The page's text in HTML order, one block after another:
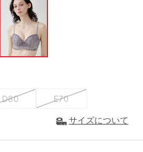
1,000～1,999円
3,000～3,999円
D80 E70
サイズについて